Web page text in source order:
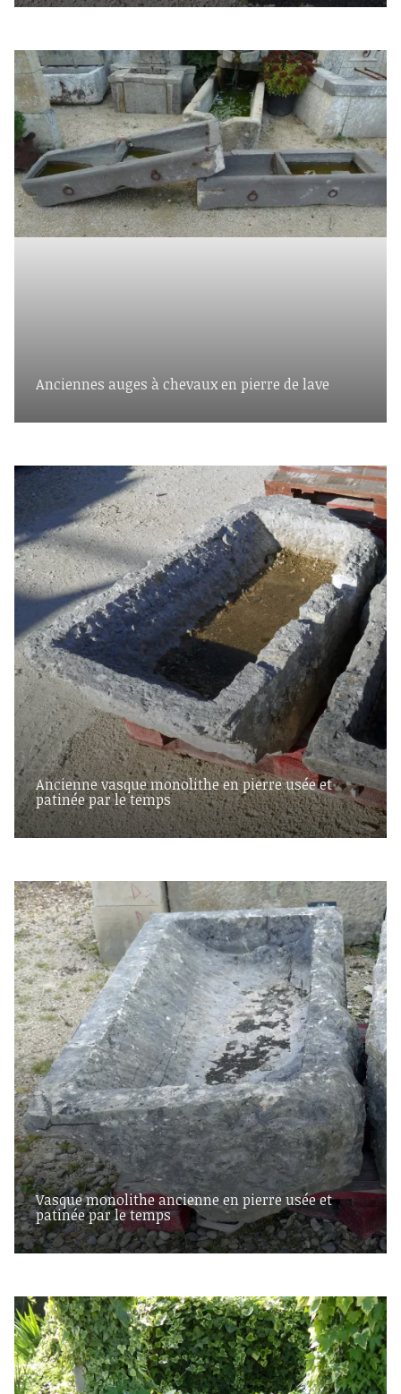
Anciennes auges à chevaux en pierre de lave
Ancienne vasque monolithe en pierre usée et
patinée par le temps
Vasque monolithe ancienne en pierre usée et
patinée par le temps